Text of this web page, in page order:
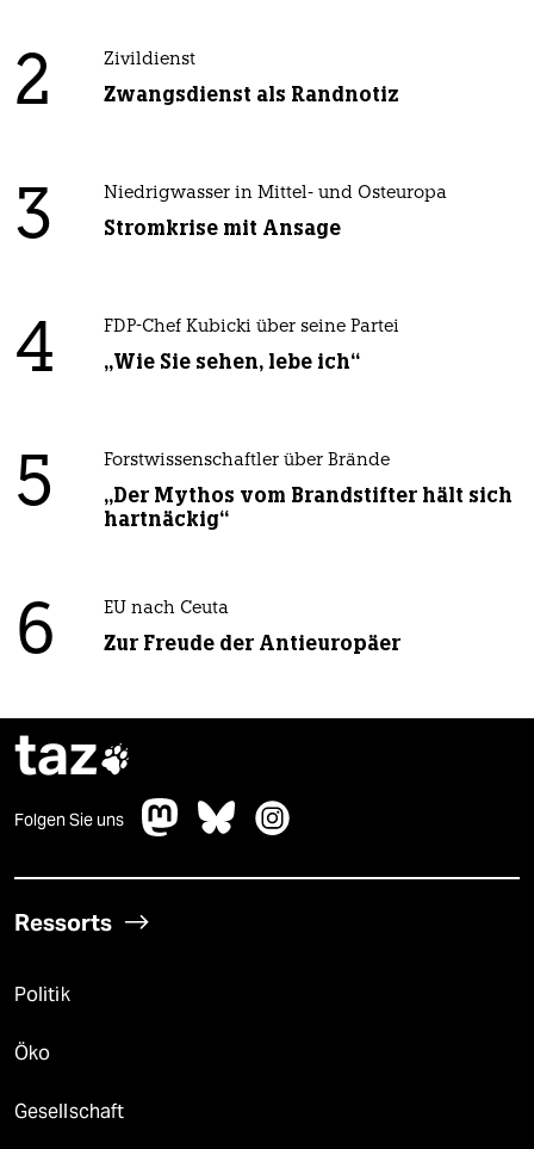
2 Zivildienst
Zwangsdienst als Randnotiz
3 Niedrigwasser in Mittel- und Osteuropa
Stromkrise mit Ansage
4 FDP-Chef Kubicki über seine Partei
„Wie Sie sehen, lebe ich“
5 Forstwissenschaftler über Brände
„Der Mythos vom Brandstifter hält sich
hartnäckig“
6 EU nach Ceuta
Zur Freude der Antieuropäer
taz
Folgen Sie uns
Ressorts
Politik
Öko
Gesellschaft